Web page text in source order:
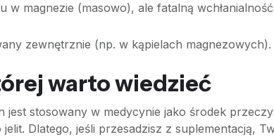
w magnezie (masowo), ale fatalną
zewnętrznie (np. w kąpielach magnezowych).
warto wiedzieć
stosowany w medycynie jako środek
Dlatego, jeśli przesadzisz z suplementacją,